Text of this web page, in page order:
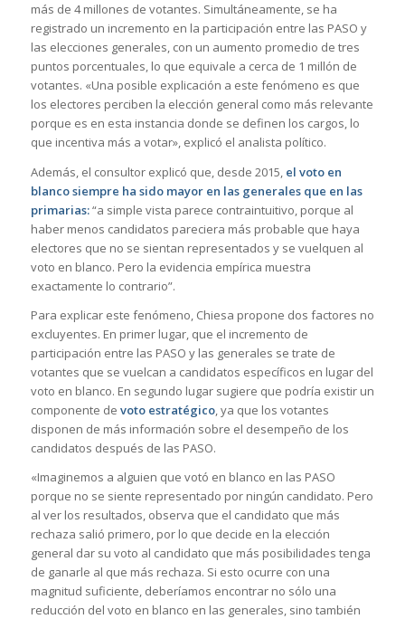
más de 4 millones de votantes. Simultáneamente, se ha
registrado un incremento en la participación entre las PASO y
las elecciones generales, con un aumento promedio de tres
puntos porcentuales, lo que equivale a cerca de 1 millón de
votantes. «Una posible explicación a este fenómeno es que
los electores perciben la elección general como más relevante
porque es en esta instancia donde se definen los cargos, lo
que incentiva más a votar», explicó el analista político.
Además, el consultor explicó que, desde 2015, el voto en
blanco siempre ha sido mayor en las generales que en las
primarias:“a simple vista parece contraintuitivo, porque al
haber menos candidatos pareciera más probable que haya
electores que no se sientan representados y se vuelquen al
voto en blanco. Pero la evidencia empírica muestra
exactamente lo contrario”.
Para explicar este fenómeno, Chiesa propone dos factores no
excluyentes. En primer lugar, que el incremento de
participación entre las PASO y las generales se trate de
votantes que se vuelcan a candidatos específicos en lugar del
voto en blanco. En segundo lugar sugiere que podría existir un
componente de voto estratégico, ya que los votantes
disponen de más información sobre el desempeño de los
candidatos después de las PASO.
«Imaginemos a alguien que votó en blanco en las PASO
porque no se siente representado por ningún candidato. Pero
al ver los resultados, observa que el candidato que más
rechaza salió primero, por lo que decide en la elección
general dar su voto al candidato que más posibilidades tenga
de ganarle al que más rechaza. Si esto ocurre con una
magnitud suficiente, deberíamos encontrar no sólo una
reducción del voto en blanco en las generales, sino también